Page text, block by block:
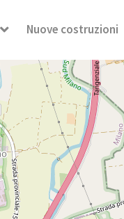
Nuove costruzioni